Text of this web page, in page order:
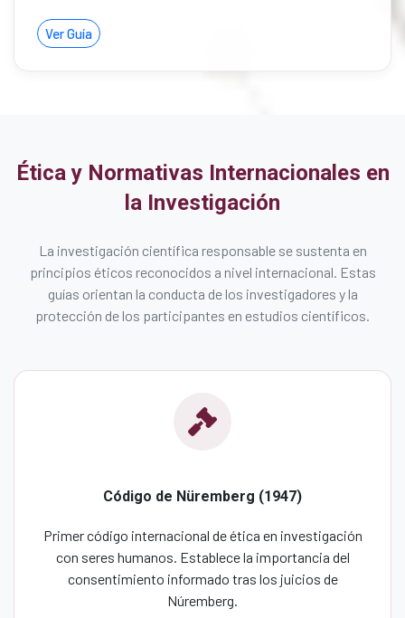
Ver Guía
Ética y Normativas Internacionales en
la Investigación
La investigación científica responsable se sustenta en
principios éticos reconocidos a nivel internacional. Estas
guías orientan la conducta de los investigadores y la
protección de los participantes en estudios científicos.
Código de Nüremberg (1947)
Primer código internacional de ética en investigación
con seres humanos. Establece la importancia del
consentimiento informado tras los juicios de
Núremberg.